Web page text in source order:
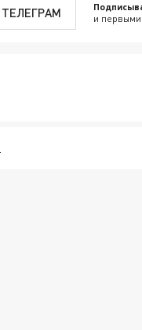
ТЕЛЕГРАМ и первыми